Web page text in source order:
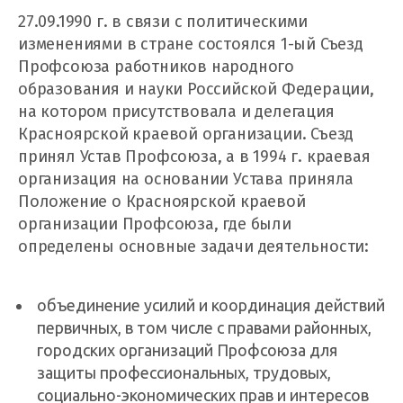
27.09.1990 г. в связи с политическими
изменениями в стране состоялся 1-ый Съезд
Профсоюза работников народного
образования и науки Российской Федерации,
на котором присутствовала и делегация
Красноярской краевой организации. Съезд
принял Устав Профсоюза, а в 1994 г. краевая
организация на основании Устава приняла
Положение о Красноярской краевой
организации Профсоюза, где были
определены основные задачи деятельности:
объединение усилий и координация действий
первичных, в том числе с правами районных,
городских организаций Профсоюза для
защиты профессиональных, трудовых,
социально-экономических прав и интересов